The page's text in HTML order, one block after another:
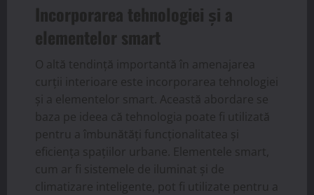
Incorporarea tehnologiei și a
elementelor smart
O altă tendință importantă în amenajarea
curții interioare este incorporarea tehnologiei
și a elementelor smart. Această abordare se
baza pe ideea că tehnologia poate fi utilizată
pentru a îmbunătăți funcționalitatea și
eficiența spațiilor urbane. Elementele smart,
cum ar fi sistemele de iluminat și de
climatizare inteligente, pot fi utilizate pentru a